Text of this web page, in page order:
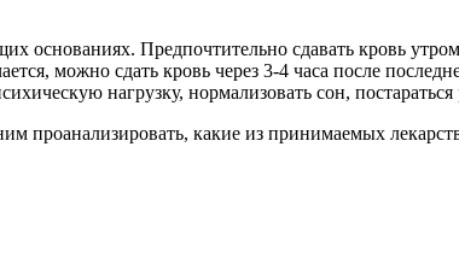
основаниях. Предпочтительно сдавать кровь
можно сдать кровь через 3-4 часа после
нагрузку, нормализовать сон,
проанализировать, какие из принимаемых